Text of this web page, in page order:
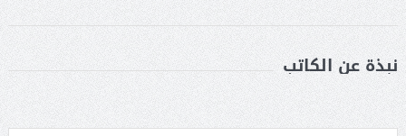
نبذة عن الكاتب